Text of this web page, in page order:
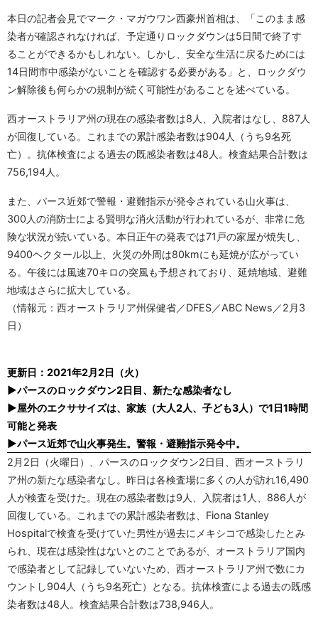
本日の記者会見でマーク・マガウワン西豪州首相は、「このまま感
染者が確認されなければ、予定通りロックダウンは5日間で終了す
ることができるかもしれない。しかし、安全な生活に戻るためには
14日間市中感染がないことを確認する必要がある」と、ロックダウ
ン解除後も何らかの規制が続く可能性があることを述べている。
西オーストラリア州の現在の感染者数は8人、入院者はなし、887人
が回復している。これまでの累計感染者数は904人（うち9名死
亡）。抗体検査による過去の既感染者数は48人。検査結果合計数は
756,194人。
また、パース近郊で警報・避難指示が発令されている山火事は、
300人の消防士による賢明な消火活動が行われているが、非常に危
険な状況が続いている。本日正午の発表では71戸の家屋が焼失し、
9400ヘクタール以上、火災の外周は80kmにも延焼が広がってい
る。午後には風速70キロの突風も予想されており、延焼地域、避難
地域はさらに拡大している。
（情報元：西オーストラリア州保健省／DFES／ABC News／2月3
日）
更新日：2021年2月2日（火）
▶パースのロックダウン2日目、新たな感染者なし
▶屋外のエクササイズは、家族（大人2人、子ども3人）で1日1時間
可能と発表
▶パース近郊で山火事発生。警報・避難指示発令中。
2月2日（火曜日）、パースのロックダウン2日目、西オーストラリ
ア州の新たな感染者なし。昨日は各検査場に多くの人が訪れ16,490
人が検査を受けた。現在の感染者数は9人、入院者は1人、886人が
回復している。これまでの累計感染者数は、Fiona Stanley
Hospitalで検査を受けていた男性が過去にメキシコで感染したとみ
られ、現在は感染性はないとのことであるが、オーストラリア国内
で感染者として記録していないため、西オーストラリア州で数にカ
ウントし904人（うち9名死亡）となる。抗体検査による過去の既感
染者数は48人。検査結果合計数は738,946人。